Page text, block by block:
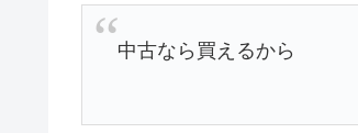
中古なら買えるから